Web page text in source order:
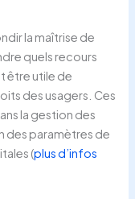
la maîtrise de
quels recours
être utile de
des usagers. Ces
la gestion des
des paramètres de
(plus d’infos